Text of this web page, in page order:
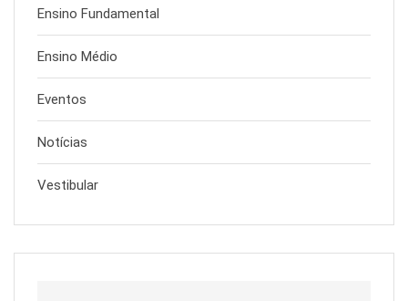
Ensino Fundamental
Ensino Médio
Eventos
Notícias
Vestibular